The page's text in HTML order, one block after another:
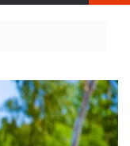
Côte
Tunisie :